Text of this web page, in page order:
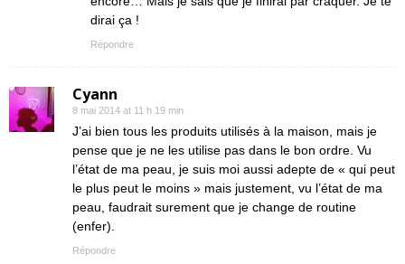
dirai ça !
Répondre
Cyann
8 mai 2014 at 11 h 19 min
J’ai bien tous les produits utilisés à la maison, mais je
pense que je ne les utilise pas dans le bon ordre. Vu
l’état de ma peau, je suis moi aussi adepte de « qui peut
le plus peut le moins » mais justement, vu l’état de ma
peau, faudrait surement que je change de routine
(enfer).
Répondre